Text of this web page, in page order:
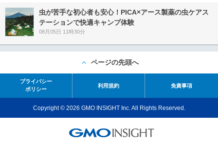
虫が苦手な初心者も安心！PICA×アース製薬の虫ケアス
テーションで快適キャンプ体験
08月05日 11時30分
ページの先頭へ
プライバシー
ポリシー
利用規約 免責事項
Copyright © 2026 GMO INSIGHT Inc. All Rights Reserved.